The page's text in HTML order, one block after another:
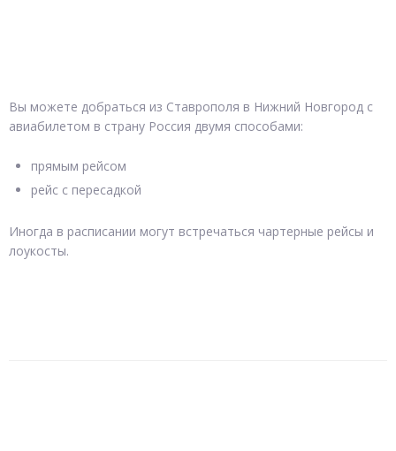
Вы можете добраться из Ставрополя в Нижний Новгород с
авиабилетом в страну Россия двумя способами:
прямым рейсом
рейс с пересадкой
Иногда в расписании могут встречаться чартерные рейсы и
лоукосты.